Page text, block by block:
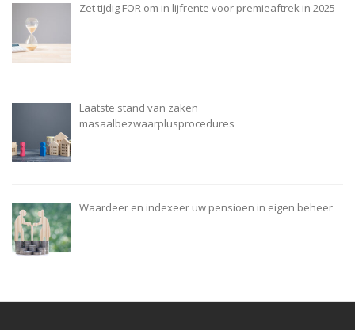
Zet tijdig FOR om in lijfrente voor premieaftrek in 2025
Laatste stand van zaken
masaalbezwaarplusprocedures
Waardeer en indexeer uw pensioen in eigen beheer